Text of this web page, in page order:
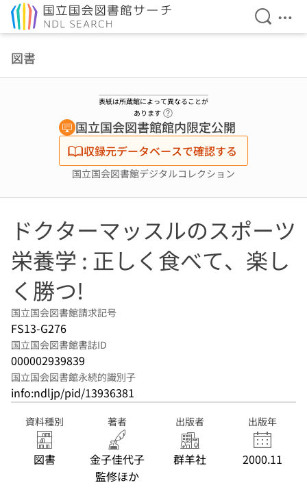
検索を
メ
図書
表紙は所蔵館によって異なることが
あります
国立国会図書館館内限定公開
収録元データベースで確認する
国立国会図書館デジタルコレクション
ドクターマッスルのスポーツ
栄養学 : 正しく食べて、楽し
く勝つ!
国立国会図書館請求記号
FS13-G276
国立国会図書館書誌ID
000002939839
国立国会図書館永続的識別子
info:ndljp/pid/13936381
資料種別
図書
著者
金子佳代子
監修ほか
出版者
群羊社
出版年
2000.11